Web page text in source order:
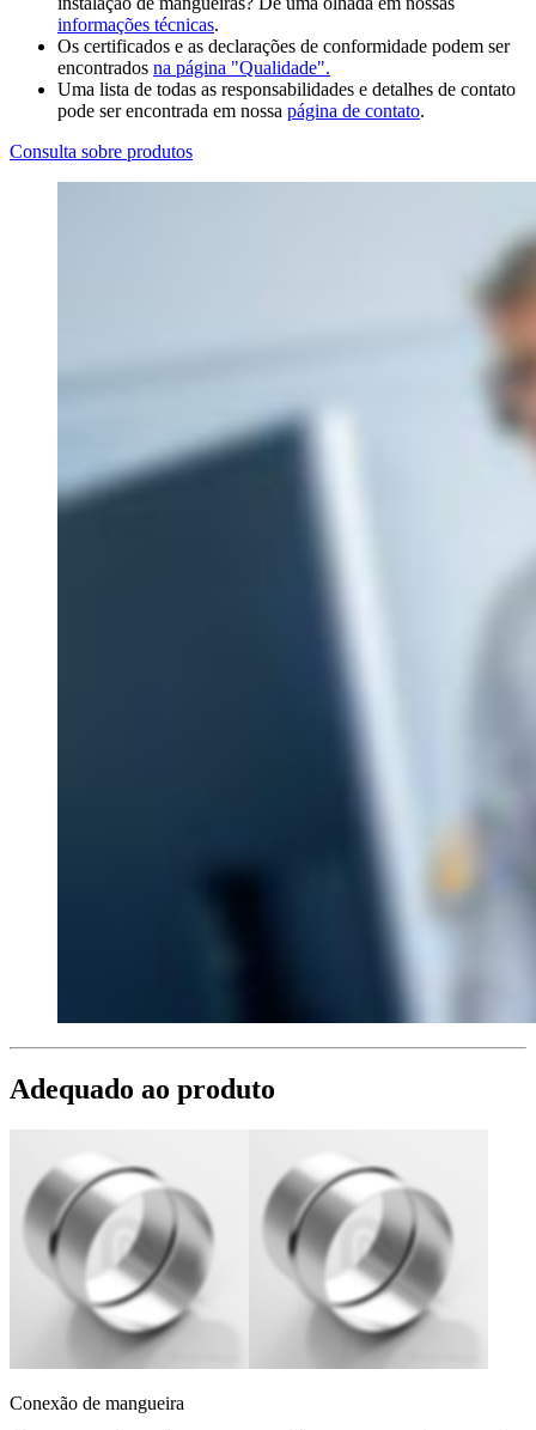
informações técnicas.
Os certificados e as declarações de conformidade podem ser
encontrados na página "Qualidade".
Uma lista de todas as responsabilidades e detalhes de contato
pode ser encontrada em nossa página de contato.
Consulta sobre produtos
Adequado ao produto
Conexão de mangueira